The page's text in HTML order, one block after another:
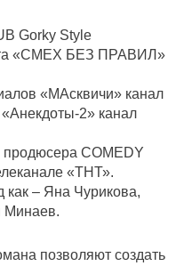
Gorky Style
«СМЕХ БЕЗ ПРАВИЛ»
«МАсквичи» канал
2» канал
COMEDY
«ТНТ».
как – Яна Чурикова,
Минаев.
позволяют создать